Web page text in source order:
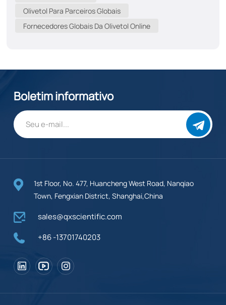
e de produtos químicos especializados. O que é
Olivetol? Olivetol, com CAS nº 500-66-3, também é
conhecido como 5-pentilresorcinol ou 5-pentil-1,3-
Olivetol Para Parceiros Globais
Fornecedores Globais Da Olivetol Online
Boletim informativo
1st Floor, No. 477, Huancheng West Road, Nanqiao
Town, Fengxian District, Shanghai,China
sales@qxscientific.com
+86 -13701740203